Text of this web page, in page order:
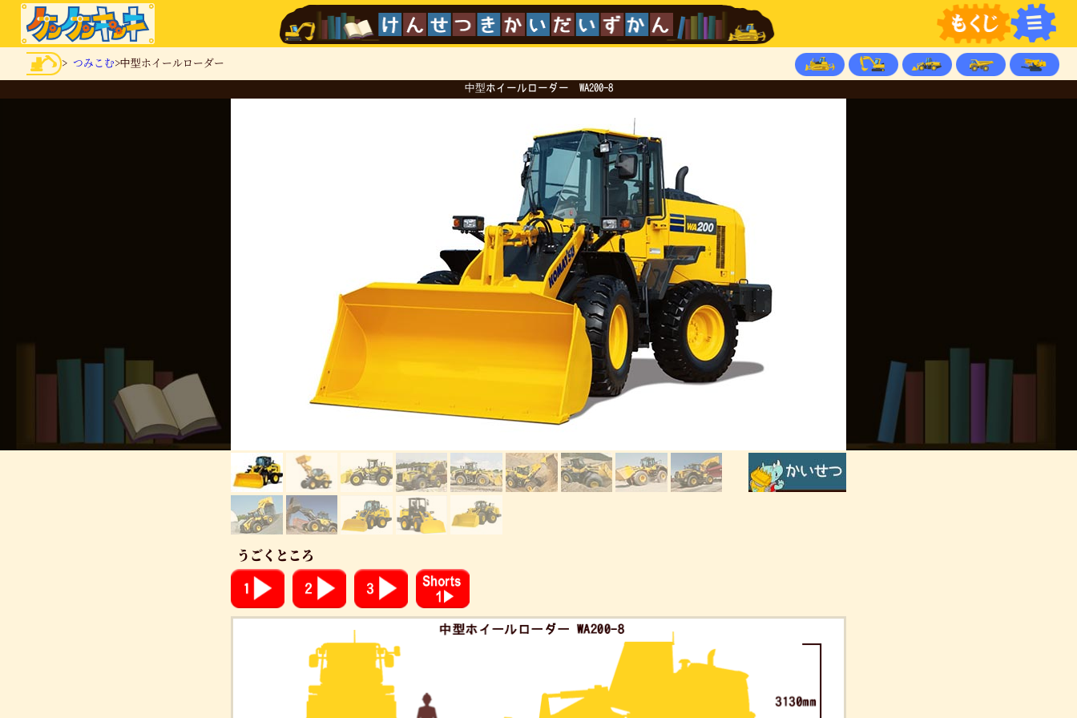
> つみこむ>中型ホイールローダー
中型ホイールローダー WA200-8
うごくところ